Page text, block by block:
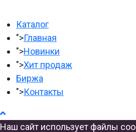
Каталог
">Главная
">Новинки
">Хит продаж
Биржа
">Контакты
Наш сайт использует файлы